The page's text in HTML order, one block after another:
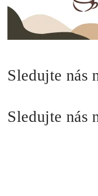
Sledujte nás
Sledujte nás